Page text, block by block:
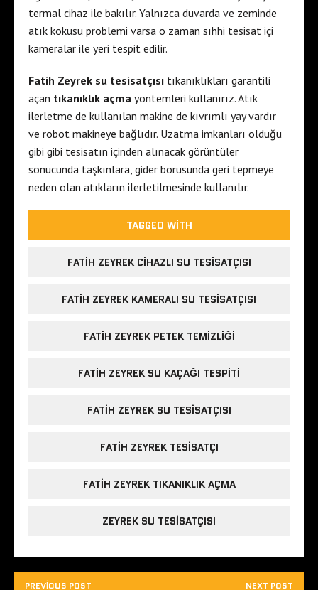
termal cihaz ile bakılır. Yalnızca duvarda ve zeminde
atık kokusu problemi varsa o zaman sıhhi tesisat içi
kameralar ile yeri tespit edilir.
Fatih Zeyrek su tesisatçısı tıkanıklıkları garantili
açan tıkanıklık açma yöntemleri kullanırız. Atık
ilerletme de kullanılan makine de kıvrımlı yay vardır
ve robot makineye bağlıdır. Uzatma imkanları olduğu
gibi gibi tesisatın içinden alınacak görüntüler
sonucunda taşkınlara, gider borusunda geri tepmeye
neden olan atıkların ilerletilmesinde kullanılır.
TAGGED WITH
FATIH ZEYREK CIHAZLI SU TESISATÇISI
FATIH ZEYREK KAMERALI SU TESISATÇISI
FATIH ZEYREK PETEK TEMIZLIĞI
FATIH ZEYREK SU KAÇAĞI TESPITI
FATIH ZEYREK SU TESISATÇISI
FATIH ZEYREK TESISATÇI
FATIH ZEYREK TIKANIKLIK AÇMA
ZEYREK SU TESISATÇISI
PREVIOUS POST NEXT POST